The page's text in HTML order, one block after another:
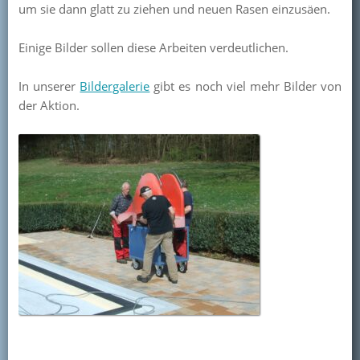
Mitglied werden
um sie dann glatt zu ziehen und neuen Rasen einzusäen.
Einige Bilder sollen diese Arbeiten verdeutlichen.
In unserer Bildergalerie gibt es noch viel mehr Bilder von
der Aktion.